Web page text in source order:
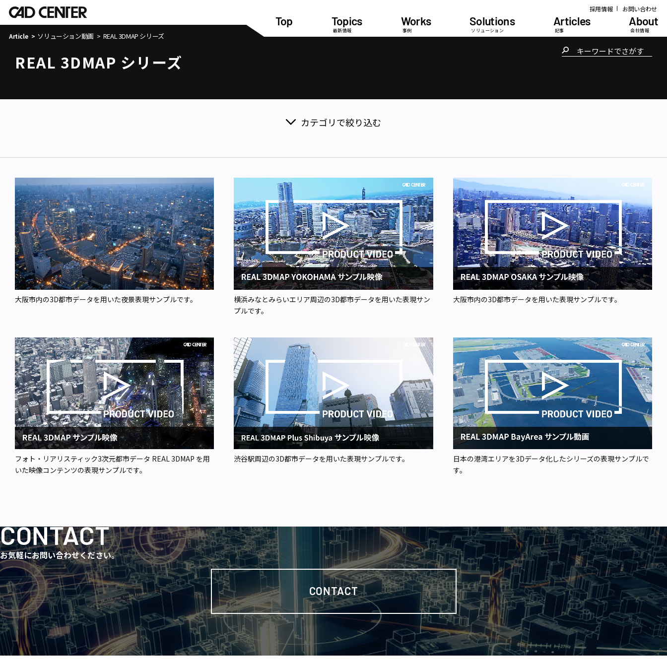
採用情報 お問い合わせ
Top Topics
最新情報
Works
事例
Solutions
ソリューション
Articles
記事
About
会社情報
Article ソリューション動画 REAL 3DMAP シリーズ
REAL 3DMAP シリーズ
カテゴリで絞り込む
大阪市内の3D都市データを用いた夜景表現サンプルです。
横浜みなとみらいエリア周辺の3D都市データを用いた表現サン
プルです。
大阪市内の3D都市データを用いた表現サンプルです。
フォト・リアリスティック3次元都市データ REAL 3DMAP を用
いた映像コンテンツの表現サンプルです。
渋谷駅周辺の3D都市データを用いた表現サンプルです。
日本の港湾エリアを3Dデータ化したシリーズの表現サンプルで
す。
CONTACT
お気軽にお問い合わせください。
CONTACT